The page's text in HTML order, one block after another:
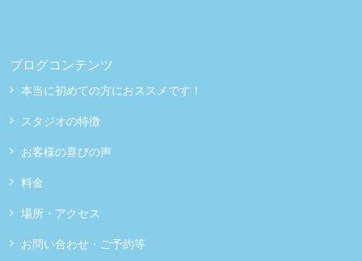
ブログコンテンツ
本当に初めての方におススメです！
スタジオの特徴
お客様の喜びの声
料金
場所・アクセス
お問い合わせ・ご予約等